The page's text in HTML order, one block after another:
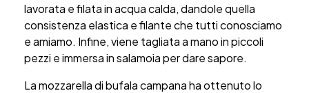
lavorata e filata in acqua calda, dandole quella
consistenza elastica e filante che tutti conosciamo
e amiamo. Infine, viene tagliata a mano in piccoli
pezzi e immersa in salamoia per dare sapore.
La mozzarella di bufala campana ha ottenuto lo